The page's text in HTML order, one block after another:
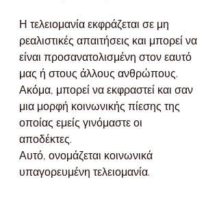
Η τελειομανία εκφράζεται σε μη
ρεαλιστικές απαιτήσεις και μπορεί να
είναι προσανατολισμένη στον εαυτό
μας ή στους άλλους ανθρώπους.
Ακόμα, μπορεί να εκφραστεί και σαν
μια μορφή κοινωνικής πίεσης της
οποίας εμείς γινόμαστε οι
αποδέκτες.
Αυτό, ονομάζεται κοινωνικά
υπαγορευμένη τελειομανία.